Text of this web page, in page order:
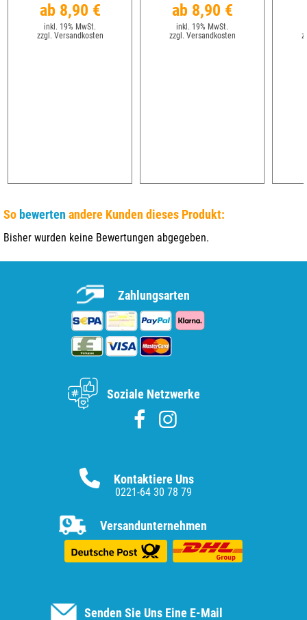
ab 8,90 €
inkl. 19% MwSt.
zzgl. Versandkosten
ab 8,90 €
inkl. 19% MwSt.
zzgl. Versandkosten
So bewerten andere Kunden dieses Produkt:
Bisher wurden keine Bewertungen abgegeben.
Senden Sie Uns Eine E-Mail
Kontaktiere Uns
0221-64 30 78 79
Versandunternehmen
Zahlungsarten
Soziale Netzwerke